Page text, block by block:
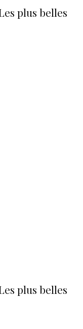
plus belles
plus belles